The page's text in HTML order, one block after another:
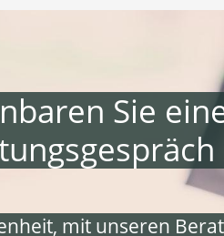
Sie
mit unseren